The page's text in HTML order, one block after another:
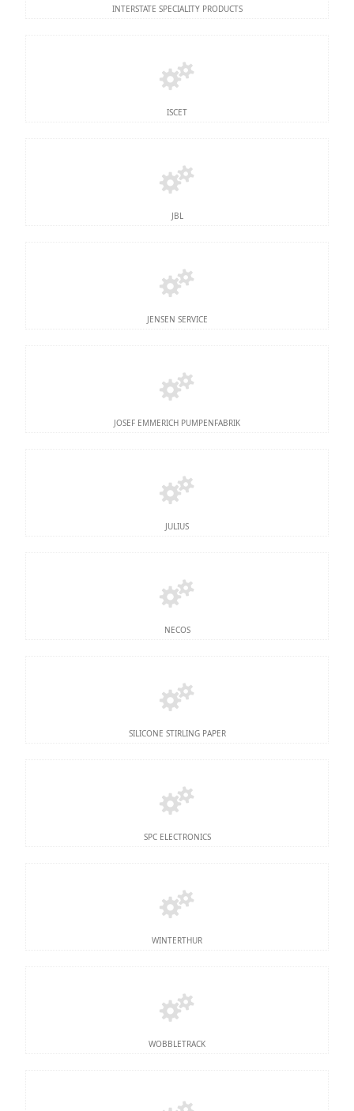
INTERSTATE SPECIALITY PRODUCTS
ISCET
JBL
JENSEN SERVICE
JOSEF EMMERICH PUMPENFABRIK
JULIUS
NECOS
SILICONE STIRLING PAPER
SPC ELECTRONICS
WINTERTHUR
WOBBLETRACK